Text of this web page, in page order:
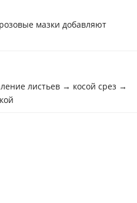
мазки добавляют
листьев → косой срез →